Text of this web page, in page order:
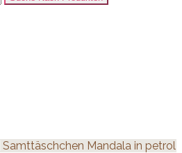
| Samttäschchen Mandala in petrol